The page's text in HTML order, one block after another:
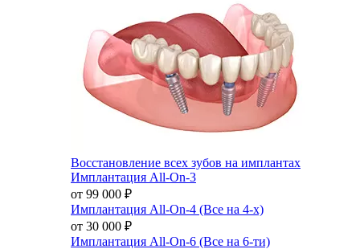
Восстановление всех зубов на имплантах
Имплантация All-On-3
от 99 000 ₽
Имплантация All-On-4 (Все на 4-х)
от 30 000 ₽
Имплантация All-On-6 (Все на 6-ти)